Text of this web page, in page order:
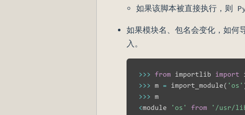
如果该脚本被直接执行，则
如果模块名、包名会变化，如
入。
>>> from importlib import
>>> m = import_module( 'os'
>>>
<module 'os' from '/usr/